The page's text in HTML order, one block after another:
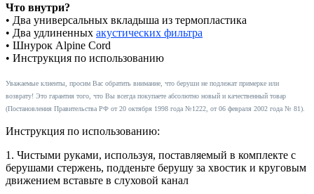
Что внутри?
• Два универсальных вкладыша из термопластика
• Два удлиненных акустических фильтра
• Шнурок Alpine Cord
• Инструкция по использованию
Уважаемые клиенты, просим Вас обратить внимание, что беруши не подлежат примерке или
возврату! Это гарантия того, что Вы всегда покупаете абсолютно новый и качественный товар
(Постановления Правительства РФ от 20 октября 1998 года №1222, от 06 февраля 2002 года № 81).
Инструкция по использованию:
1. Чиcтыми руками, используя, поставляемый в комплекте с
берушами стержень, подденьте берушу за хвостик и круговым
движением вставьте в слуховой канал